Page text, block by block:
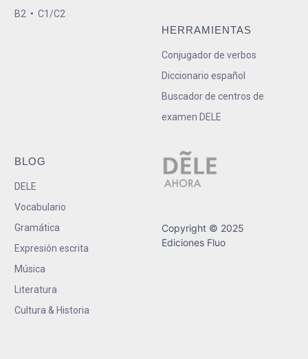
B2 • C1/C2
HERRAMIENTAS
Conjugador de verbos
Diccionario español
Buscador de centros de
examen DELE
BLOG
DELE
Vocabulario
Gramática
Expresión escrita
Música
Literatura
Cultura & Historia
Copyright © 2025
Ediciones Fluo